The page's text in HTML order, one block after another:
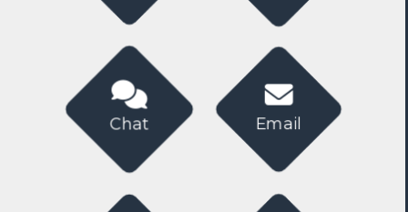
Chat Email